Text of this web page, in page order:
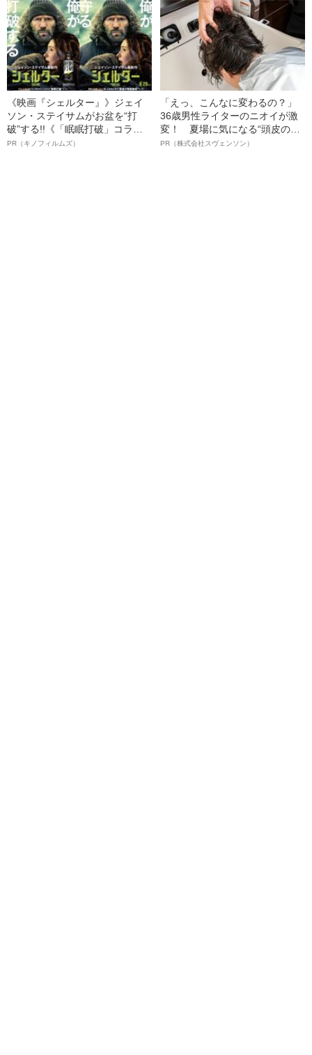
語る”《日本興収70億円突破》
《映画『シェルター』》ジェイ
ソン・ステイサムがお盆を“打
破”する!!《「眠眠打破」コラ
ボ》
PR（キノフィルムズ）
「えっ、こんなに変わるの？」
36歳男性ライターのニオイが激
変！ 夏場に気になる“頭皮のニ
オイ”や“ベタつき”を解消す
PR（株式会社スヴェンソン）